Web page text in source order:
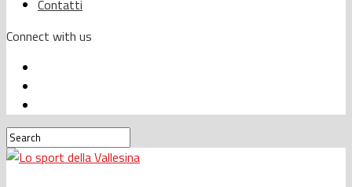
Contatti
Connect with us